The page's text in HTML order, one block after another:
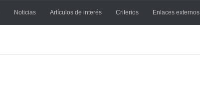
Noticias Artículos de interés Criterios Enlaces externos